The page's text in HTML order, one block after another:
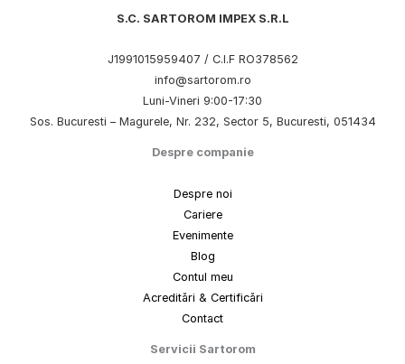
S.C. SARTOROM IMPEX S.R.L
J1991015959407 / C.I.F RO378562
info@sartorom.ro
Luni-Vineri 9:00-17:30
Sos. Bucuresti – Magurele, Nr. 232, Sector 5, Bucuresti, 051434
Despre companie
Despre noi
Cariere
Evenimente
Blog
Contul meu
Acreditări & Certificări
Contact
Servicii Sartorom